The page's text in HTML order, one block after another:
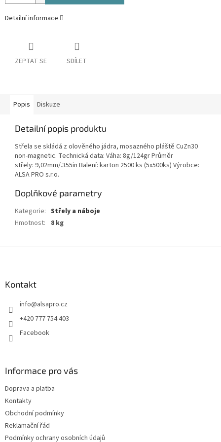
Detailní informace
ZEPTAT SE SDÍLET
Popis Diskuze
Detailní popis produktu
Střela se skládá z olověného jádra, mosazného pláště CuZn30
non-magnetic. Technická data: Váha: 8g/124gr Průměr
střely: 9,02mm/.355in Balení: karton 2500 ks (5x500ks) Výrobce:
ALSA PRO s.r.o.
Doplňkové parametry
Kategorie: Střely a náboje
Hmotnost: 8 kg
Kontakt
info@alsapro.cz
+420 777 754 403
Facebook
Informace pro vás
Doprava a platba
Kontakty
Obchodní podmínky
Reklamační řád
Podmínky ochrany osobních údajů